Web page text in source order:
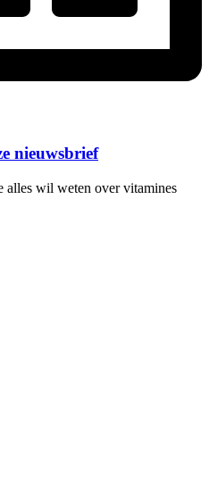
nieuwsbrief
alles wil weten over vitamines